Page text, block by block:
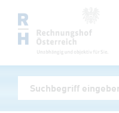
Zum Inhalt springen
Volltextsuche
Suchbegriff eingeben